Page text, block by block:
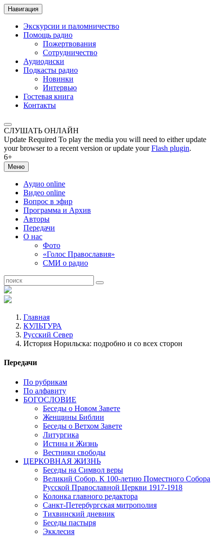
Навигация
Экскурсии и паломничество
Помощь радио
Пожертвования
Сотрудничество
Аудиодиски
Подкасты радио
Новинки
Интервью
Гостевая книга
Контакты
СЛУШАТЬ ОНЛАЙН
Update Required To play the media you will need to either update
your browser to a recent version or update yourFlash plugin.
6+
Меню
Аудио online
Видео online
Вопрос в эфир
Программа и Архив
Авторы
Передачи
О нас
Фото
«Голос Православия»
СМИ о радио
Главная
КУЛЬТУРА
Русский Север
История Норильска: подробно и со всех сторон
Передачи
По рубрикам
По алфавиту
БОГОСЛОВИЕ
Беседы о Новом Завете
Женщины Библии
Беседы о Ветхом Завете
Литургика
Истина и Жизнь
Вестники свободы
ЦЕРКОВНАЯ ЖИЗНЬ
Беседы на Символ веры
Великий Собор. К 100-летию Поместного Собора
Русской Православной Церкви 1917-1918
Колонка главного редактора
Санкт-Петербургская митрополия
Тихвинский дневник
Беседы пастыря
Экклесия